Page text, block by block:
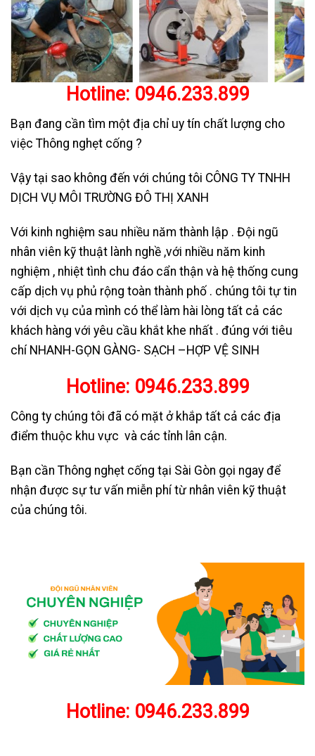
Hotline: 0946.233.899
Bạn đang cần tìm một địa chỉ uy tín chất lượng cho
việc Thông nghẹt cống ?
Vậy tại sao không đến với chúng tôi CÔNG TY TNHH
DỊCH VỤ MÔI TRƯỜNG ĐÔ THỊ XANH
Với kinh nghiệm sau nhiều năm thành lập . Đội ngũ
nhân viên kỹ thuật lành nghề ,với nhiều năm kinh
nghiệm , nhiệt tình chu đáo cẩn thận và hệ thống cung
cấp dịch vụ phủ rộng toàn thành phố . chúng tôi tự tin
với dịch vụ của mình có thể làm hài lòng tất cả các
khách hàng với yêu cầu khắt khe nhất . đúng với tiêu
chí NHANH-GỌN GÀNG- SẠCH –HỢP VỆ SINH
Hotline: 0946.233.899
Công ty chúng tôi đã có mặt ở khắp tất cả các địa
điểm thuộc khu vực và các tỉnh lân cận.
Bạn cần Thông nghẹt cống tại Sài Gòn gọi ngay để
nhận được sự tư vấn miễn phí từ nhân viên kỹ thuật
của chúng tôi.
Hotline: 0946.233.899